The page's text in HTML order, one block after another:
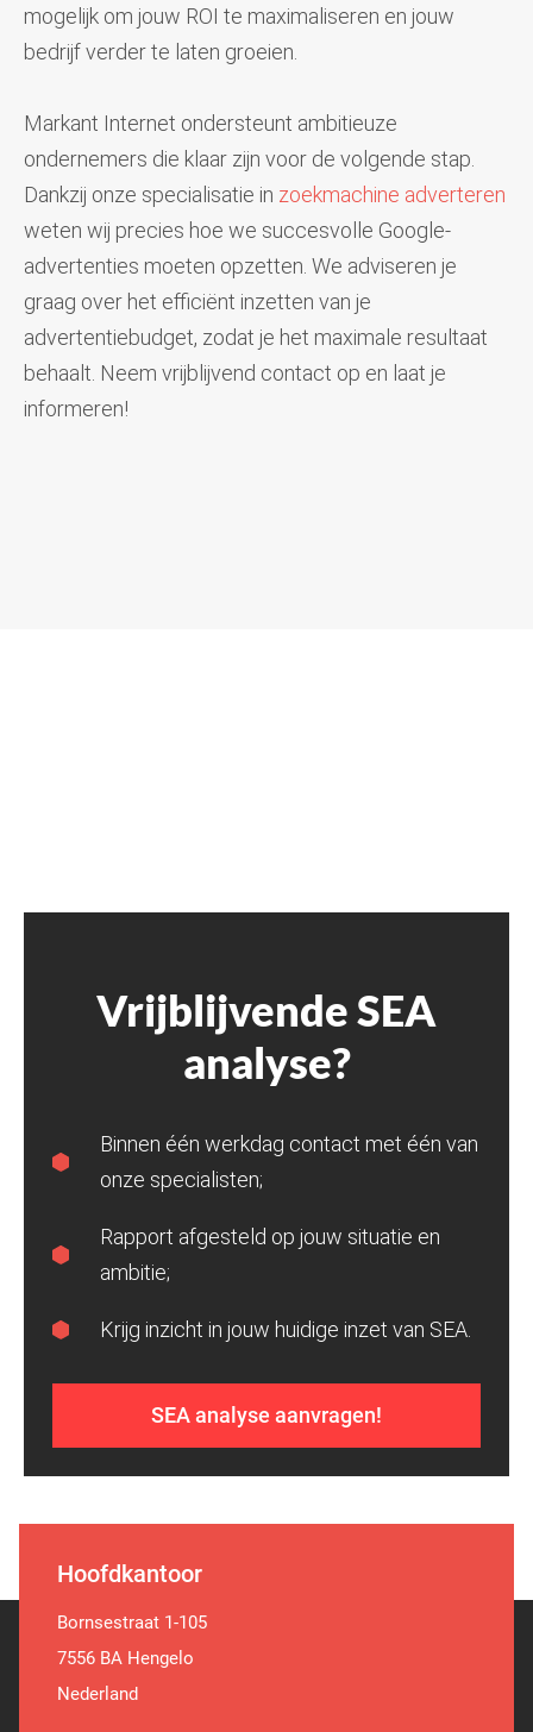
mogelijk om jouw ROI te maximaliseren en jouw
bedrijf verder te laten groeien.
Markant Internet ondersteunt ambitieuze
ondernemers die klaar zijn voor de volgende stap.
Dankzij onze specialisatie in zoekmachine adverteren
weten wij precies hoe we succesvolle Google-
advertenties moeten opzetten. We adviseren je
graag over het efficiënt inzetten van je
advertentiebudget, zodat je het maximale resultaat
behaalt. Neem vrijblijvend contact op en laat je
informeren!
Vrijblijvende SEA
analyse?
Binnen één werkdag contact met één van
onze specialisten;
Rapport afgesteld op jouw situatie en
ambitie;
Krijg inzicht in jouw huidige inzet van SEA.
SEA analyse aanvragen!
Hoofdkantoor
Bornsestraat 1-105
7556 BA Hengelo
Nederland